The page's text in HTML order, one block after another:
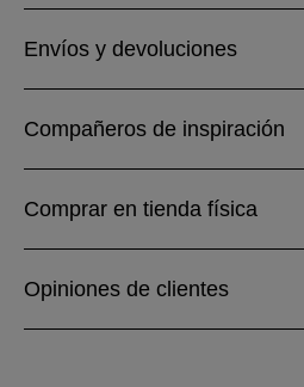
Envíos y devoluciones
Compañeros de inspiración
Comprar en tienda física
Opiniones de clientes